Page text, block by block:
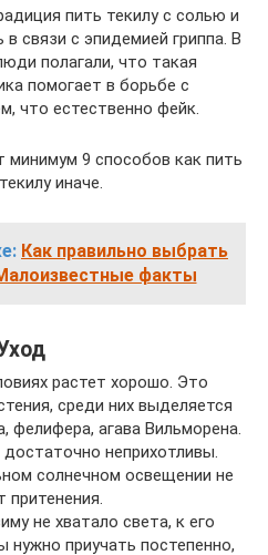
пить текилу с солью и
связи с эпидемией гриппа. В
полагали, что такая
помогает в борьбе с
что естественно фейк.
минимум 9 способов как пить
текилу иначе.
Как правильно выбрать
факты
растет хорошо. Это
среди них выделяется
фелифера, агава Вильморена.
неприхотливы.
солнечном освещении не
притенения.
не хватало света, к его
нужно приучать постепенно,